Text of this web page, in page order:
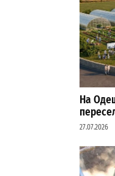
На
27.07.2026